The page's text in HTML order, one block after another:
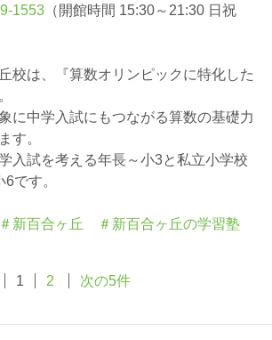
1553 （開館時間 15:30～21:30 日祝
校は、『算数オリンピックに特化した
に中学入試にもつながる算数の基礎力
す。
入試を考える年長～小3と私立小学校
です。
＃新百合ヶ丘 ＃新百合ヶ丘の学習塾
1 2 次の5件